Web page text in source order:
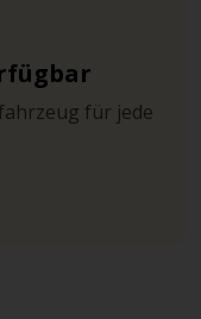
für jede